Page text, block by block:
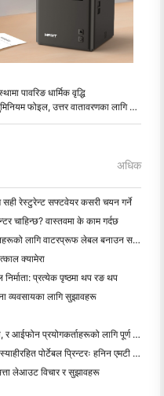
पावरिङ धार्मिक वृद्धि
उत्तर वातावरणका लागि पोलिमिड
अधिक
सही रेस्टुरेन्ट सफ्टवेयर कसरी चयन गर्ने
चाहिन्छ? वास्तवमा के काम गर्दछ
के थर्मल लेबल प्रिन्टरहरूले साना व्यवसाय उत्पादनहरूको लागि वाटरप्रूफ लेबल बनाउन सक्छन्?
क्यामेरा
प्रत्येक पृष्ठमा थप रङ थप
व्यवसायका लागि सुझावहरू
जेब फोटो प्रिन्टर कसरी चयन गर्ने: जर्नलिङ, यात्रा, र आईफोन प्रयोगकर्ताहरूको लागि पूर्ण गाइड
यात्रा, विद्यालय, र मोबाइल कामको लागि सर्वश्रेष्ठ स्याहीरहित पोर्टेबल प्रिन्टरः हनिन एमटी ६२० प्रो सम
लेआउट विचार र सुझावहरू